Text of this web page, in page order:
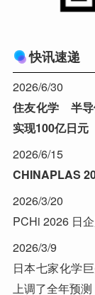
快讯速递
2026/6/30
住友化学 半导
实现100亿日元
2026/6/15
CHINAPLAS
2026/3/20
PCHi 2026 日
2026/3/9
日本七家化学
上调了全年预测